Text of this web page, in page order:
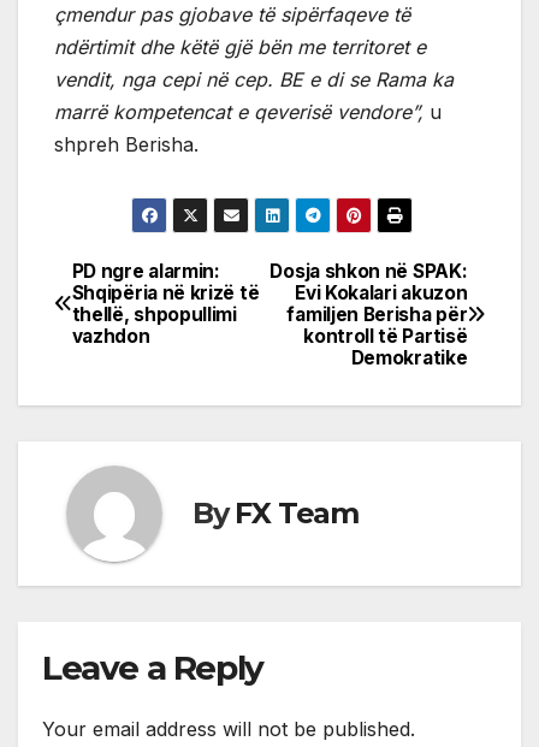
çmendur pas gjobave të sipërfaqeve të
ndërtimit dhe këtë gjë bën me territoret e
vendit, nga cepi në cep. BE e di se Rama ka
marrë kompetencat e qeverisë vendore”, u
shpreh Berisha.
Post
navigation
Dosja shkon në SPAK:
Evi Kokalari akuzon
familjen Berisha për
kontroll të Partisë
Demokratike
PD ngre alarmin:
Shqipëria në krizë të
thellë, shpopullimi
vazhdon
ByFX Team
Leave a Reply
Your email address will not be published.